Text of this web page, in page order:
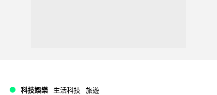
科技娛樂 生活科技 旅遊